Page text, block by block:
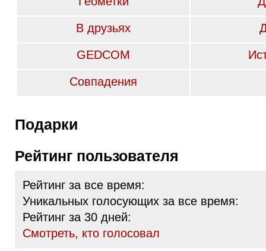
В друзьях
GEDCOM
Совпадения
Подарки
Рейтинг пользователя
Рейтинг за все время:
Уникальных голосующих за все время:
Рейтинг за 30 дней:
Cмотреть, кто голосовал